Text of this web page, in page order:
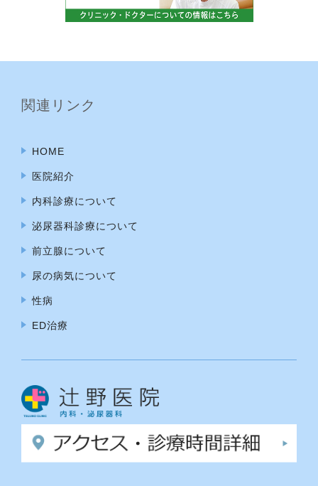
関連リンク
HOME
医院紹介
内科診療について
泌尿器科診療について
前立腺について
尿の病気について
性病
ED治療